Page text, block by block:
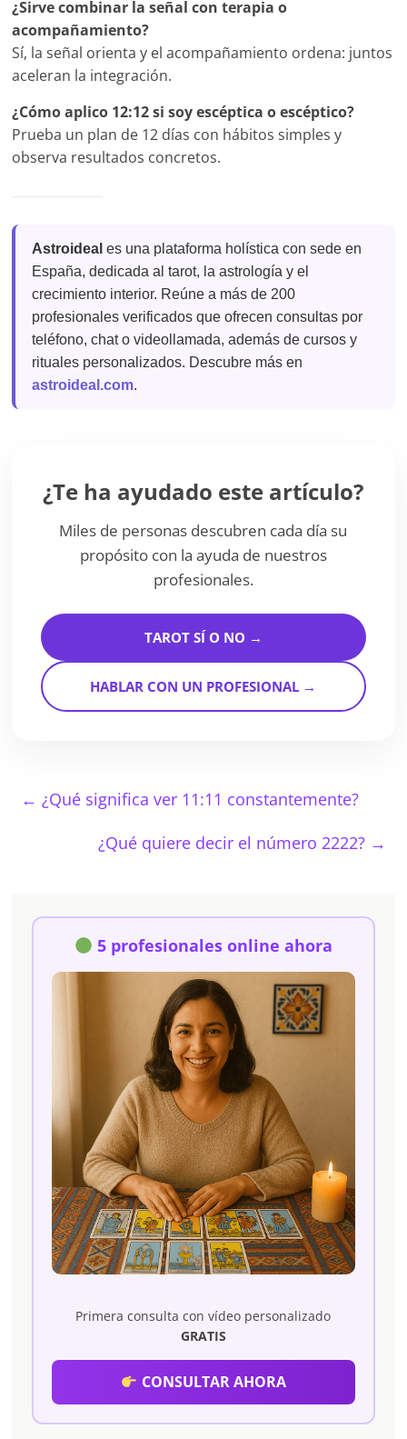
¿Sirve combinar la señal con terapia o
acompañamiento?
Sí, la señal orienta y el acompañamiento ordena: juntos
aceleran la integración.
¿Cómo aplico 12:12 si soy escéptica o escéptico?
Prueba un plan de 12 días con hábitos simples y
observa resultados concretos.
Astroideal es una plataforma holística con sede en
España, dedicada al tarot, la astrología y el
crecimiento interior. Reúne a más de 200
profesionales verificados que ofrecen consultas por
teléfono, chat o videollamada, además de cursos y
rituales personalizados. Descubre más en
astroideal.com.
¿Te ha ayudado este artículo?
Miles de personas descubren cada día su
propósito con la ayuda de nuestros
profesionales.
TAROT SÍ O NO →
HABLAR CON UN PROFESIONAL →
← ¿Qué significa ver 11:11 constantemente?
¿Qué quiere decir el número 2222? →
5 profesionales online ahora
Primera consulta con vídeo personalizado
GRATIS
CONSULTAR AHORA